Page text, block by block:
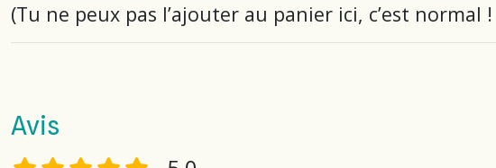
(Tu ne peux pas l’ajouter au panier ici, c’est
Avis